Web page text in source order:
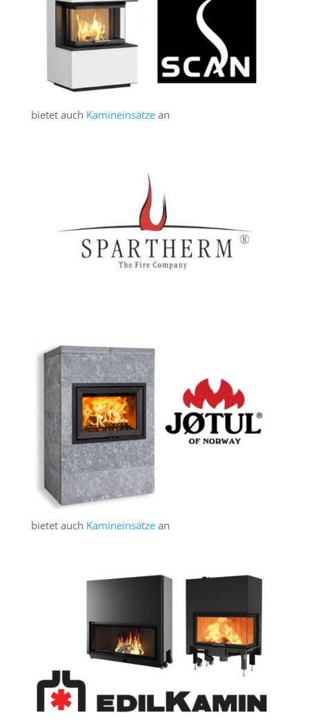
bietet auch Kamineinsätzean
bietet auch Kamineinsätzean